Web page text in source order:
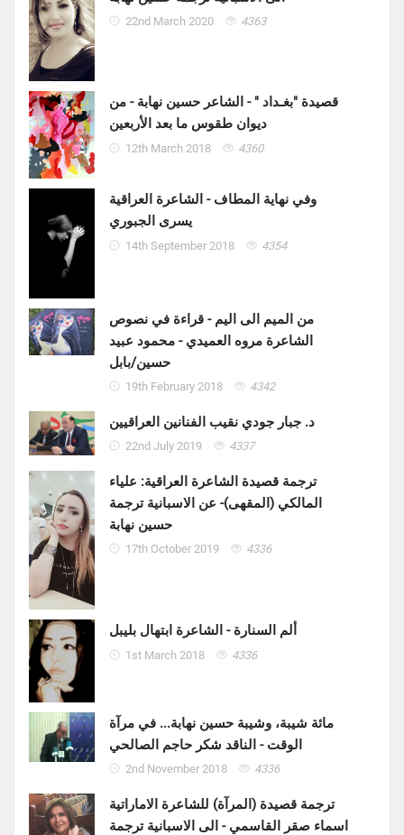
22nd March 2020 4363
قصيدة "بغـداد " - الشاعر حسين نهابة - من
ديوان طقوس ما بعد الأربعين
12th March 2018 4360
وفي نهاية المطاف - الشاعرة العراقية
يسرى الجبوري
14th September 2018 4354
من الميم الى اليم - قراءة في نصوص
الشاعرة مروه العميدي - محمود عبيد
حسين/بابل
19th February 2018 4342
د. جبار جودي نقيب الفنانين العراقيين
22nd July 2019 4337
ترجمة قصيدة الشاعرة العراقية: علياء
المالكي (المقهى)- عن الاسبانية ترجمة
حسين نهابة
17th October 2019 4336
ألم السنارة - الشاعرة ابتهال بليبل
1st March 2018 4336
مائة شيبة، وشيبة حسين نهابة... في مرآة
الوقت - الناقد شكر حاجم الصالحي
2nd November 2018 4336
ترجمة قصيدة (المرآة) للشاعرة الاماراتية
اسماء صقر القاسمي - الى الاسبانية ترجمة